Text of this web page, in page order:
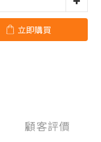
立即購買
顧客評價